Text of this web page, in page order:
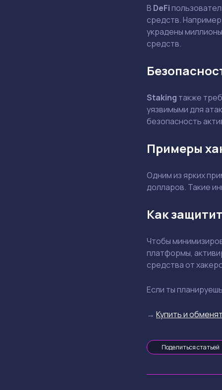
В DeFi
средств.
украдены
средств.
Staking также
уязвимыми для
безопасность
Примеры
Одним из ярких
долларов. Такие
Как
Чтобы
платформы,
средства от
Если ты
→ Купить и
Поделиться статьей